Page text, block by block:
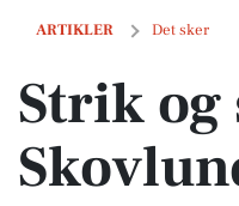
ARTIKLER Det sker
Strik og snak i Skovlunde
Strik og